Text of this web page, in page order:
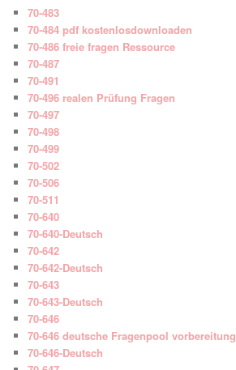
70-483
70-484 pdf kostenlosdownloaden
70-486 freie fragen Ressource
70-487
70-491
70-496 realen Prüfung Fragen
70-497
70-498
70-499
70-502
70-506
70-511
70-640
70-640-Deutsch
70-642
70-642-Deutsch
70-643
70-643-Deutsch
70-646
70-646 deutsche Fragenpool vorbereitung
70-646-Deutsch